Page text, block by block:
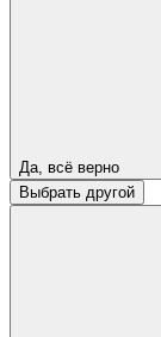
Да, всё верно
Выбрать другой